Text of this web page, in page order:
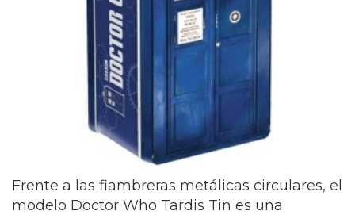
Frente a las fiambreras metálicas circulares, el
modelo Doctor Who Tardis Tin es una